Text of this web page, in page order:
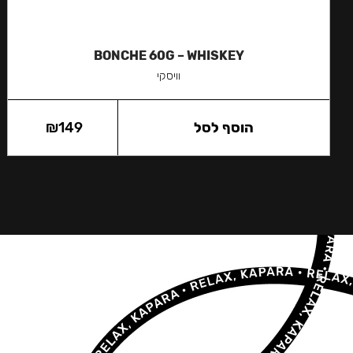
BONCHE 60G – WHISKEY
וויסקי
₪149 הוסף לסל